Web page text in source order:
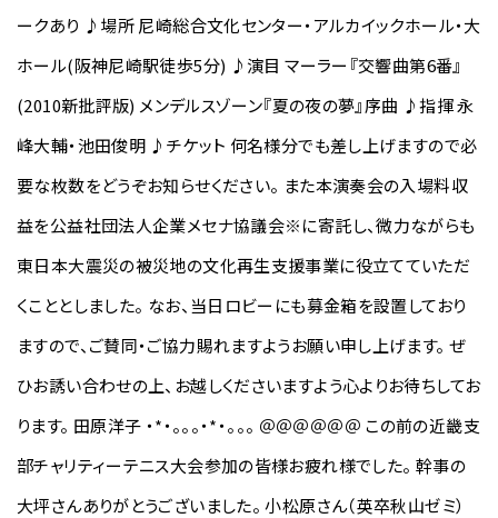
ークあり ♪場所 尼崎総合文化センター・アルカイックホール・大
ホール(阪神尼崎駅徒歩5分) ♪演目 マーラー『交響曲第6番』
(2010新批評版) メンデルスゾーン『夏の夜の夢』序曲 ♪指揮 永
峰大輔・池田俊明 ♪チケット 何名様分でも差し上げますので必
要な枚数をどうぞお知らせください。 また本演奏会の入場料収
益を公益社団法人企業メセナ協議会※に寄託し、微力ながらも
東日本大震災の被災地の文化再生支援事業に役立てていただ
くこととしました。 なお、当日ロビーにも募金箱を設置しており
ますので、ご賛同・ご協力賜れますようお願い申し上げます。 ぜ
ひお誘い合わせの上、お越しくださいますよう心よりお待ちしてお
ります。 田原洋子 ・*・。。。・*・。。。 ＠＠＠＠＠＠ この前の近畿支
部チャリティーテニス大会参加の皆様お疲れ様でした。 幹事の
大坪さんありがとうございました。 小松原さん（英卒秋山ゼミ）